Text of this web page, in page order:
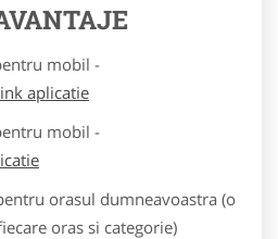
mobil -
aplicatie
mobil -
orasul dumneavoastra (o
oras si categorie)